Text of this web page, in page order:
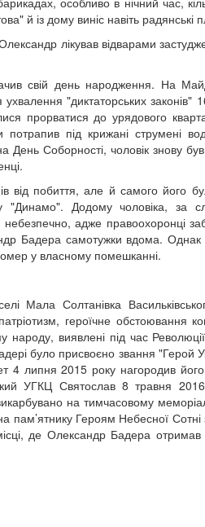
й із дому виніс навіть радянські
лікував відварами
свій день народження. На
"диктаторських
прорватися до урядового
під крижані струмені
Соборності, чоловік знову
від побиття, але й самого його
"Динамо". Додому чоловіка, за
адже правоохоронці
Бадера самотужки вдома.
у власному помешканні.
Мала Солтанівка
героїчне обстоювання
виявлені під час
було присвоєно звання "Герой
4 липня 2015 року нагородив
УГКЦ Святослав 8 травня
на тимчасовому
пам’ятнику Героям Небесної
де Олександр Бадера отримав